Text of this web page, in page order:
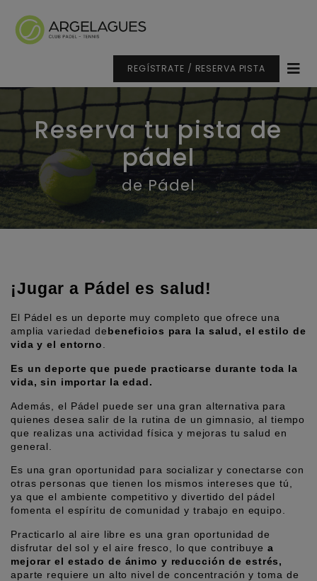
REGÍSTRATE / RESERVA PISTA
Reserva tu pista de
pádel
de Pádel
¡Jugar a Pádel es salud!
El Pádel es un deporte muy completo que ofrece una
amplia variedad debeneficios para la salud, el estilo de
vida y el entorno.
Es un deporte que puede practicarse durante toda la
vida, sin importar la edad.
Además, el Pádel puede ser una gran alternativa para
quienes desea salir de la rutina de un gimnasio, al tiempo
que realizas una actividad física y mejoras tu salud en
general.
Es una gran oportunidad para socializar y conectarse con
otras personas que tienen los mismos intereses que tú,
ya que el ambiente competitivo y divertido del pádel
fomenta el espíritu de comunidad y trabajo en equipo.
Practicarlo al aire libre es una gran oportunidad de
disfrutar del sol y el aire fresco, lo que contribuye a
mejorar el estado de ánimo y reducción de estrés,
aparte requiere un alto nivel de concentración y toma de